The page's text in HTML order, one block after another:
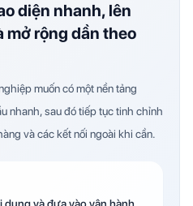
diện nhanh, lên
rộng dần theo
muốn có một nền tảng
nhanh, sau đó tiếp tục tinh chỉnh
và các kết nối ngoài khi cần.